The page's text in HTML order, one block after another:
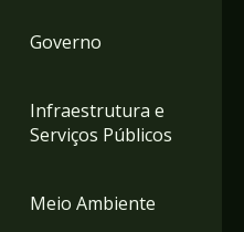
Governo
Infraestrutura e
Serviços Públicos
Meio Ambiente